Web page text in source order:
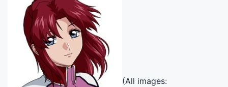
(All images: